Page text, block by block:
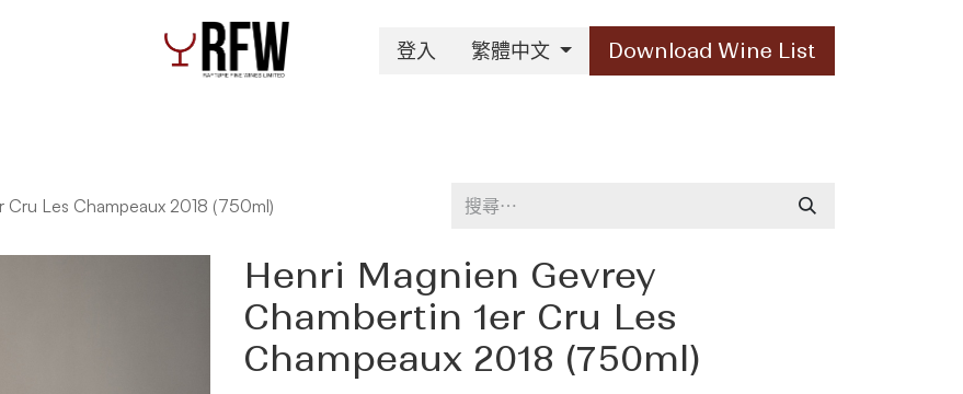
登入 繁體中文 Download Wine List
Cru Les Champeaux 2018 (750ml)
Henri Magnien Gevrey
Chambertin 1er Cru Les
Champeaux 2018 (750ml)